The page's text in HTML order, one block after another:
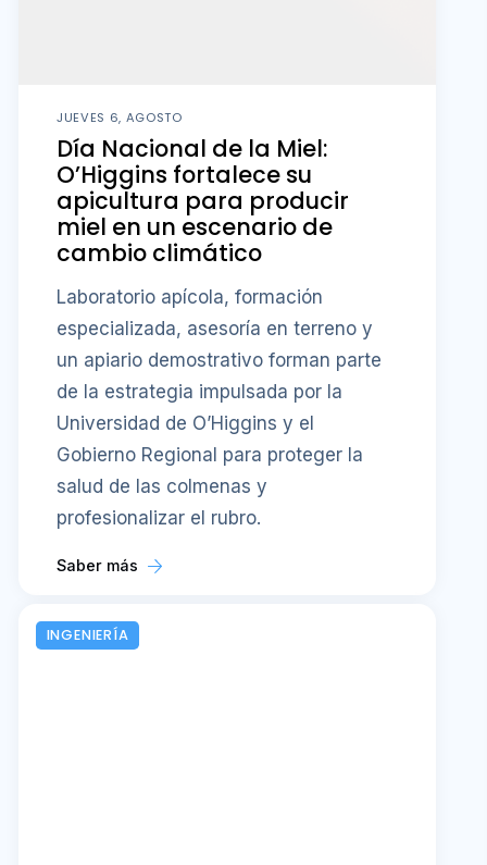
JUEVES 6, AGOSTO
Día Nacional de la Miel:
O’Higgins fortalece su
apicultura para producir
miel en un escenario de
cambio climático
Laboratorio apícola, formación
especializada, asesoría en terreno y
un apiario demostrativo forman parte
de la estrategia impulsada por la
Universidad de O’Higgins y el
Gobierno Regional para proteger la
salud de las colmenas y
profesionalizar el rubro.
Saber más
INGENIERÍA